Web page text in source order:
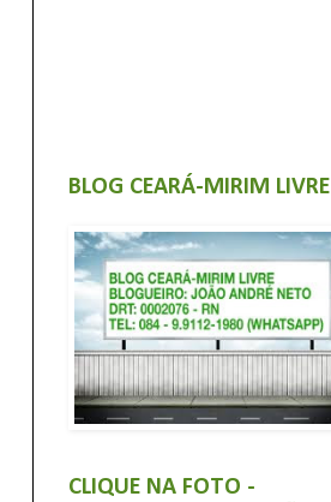
BLOG CEARÁ-MIRIM LIVRE
CLIQUE NA FOTO -